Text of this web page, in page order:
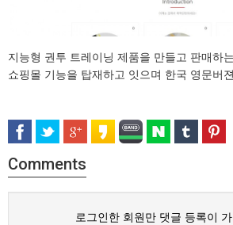
지능형 권투 트레이닝 제품을 만들고 판매하
쇼핑몰 기능을 탑재하고 잇으며 한국 영문버
Comments
로그인한 회원만 댓글 등록이